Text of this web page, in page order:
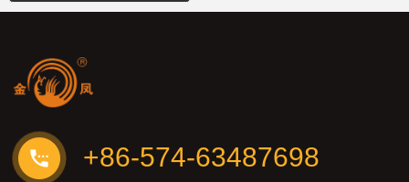
+86-574-63487698